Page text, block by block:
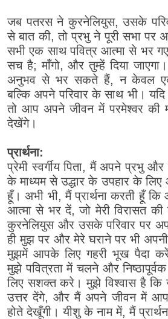
जब पतरस ने कुरनेलियुस, उसके
से बात की, तो प्रभु ने पूरी सभा पर
सभी एक साथ पवित्र आत्मा से भर
सच है; माँगो, और तुम्हें दिया
अनुभव से भर सकते हैं, न केवल
बल्कि अपने परिवार के साथ भी।
तो आप अपने जीवन में परमेश्वर की
देखेंगे।
प्रार्थना:
प्रेमी स्वर्गीय पिता, मैं अपने प्रभु और
के माध्यम से उद्धार के उपहार के
हूँ। अभी भी, मैं प्रार्थना करती हूँ
आत्मा से भर दें, जो मेरी विरासत
कुरनेलियुस और उसके परिवार पर
ही मुझ पर और मेरे घराने पर भी
मुझमें आपके लिए गहरी भूख पैदा
मुझे पवित्रता में चलने और
लिए सशक्त करे। मुझे विश्वास है कि
उत्तर देंगे, और मैं अपने जीवन में
होते देखूँगी। यीशु के नाम में, मैं